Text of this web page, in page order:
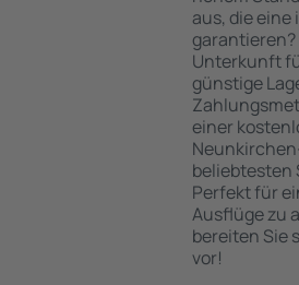
aus, die
Unterkunft
günstige
einer
beliebtesten
Perfekt für
Ausflüge zu
bereiten Sie
vor!